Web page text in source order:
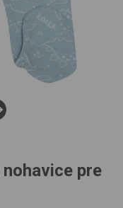
nohavice pre